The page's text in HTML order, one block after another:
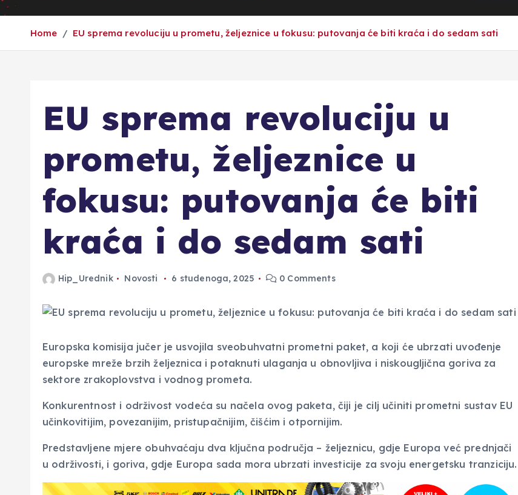
Home EU sprema revoluciju u prometu, željeznice u fokusu: putovanja će biti kraća i do sedam sati
EU sprema revoluciju u
prometu, željeznice u
fokusu: putovanja će biti
kraća i do sedam sati
Hip_Urednik Novosti 6 studenoga, 2025 0 Comments
Europska komisija jučer je usvojila sveobuhvatni prometni paket, a koji će ubrzati uvođenje
europske mreže brzih željeznica i potaknuti ulaganja u obnovljiva i niskougljična goriva za
sektore zrakoplovstva i vodnog prometa.
Konkurentnost i održivost vodeća su načela ovog paketa, čiji je cilj učiniti prometni sustav EU
učinkovitijim, povezanijim, pristupačnijim, čišćim i otpornijim.
Predstavljene mjere obuhvaćaju dva ključna područja – željeznicu, gdje Europa već prednjači
u održivosti, i goriva, gdje Europa sada mora ubrzati investicije za svoju energetsku tranziciju.